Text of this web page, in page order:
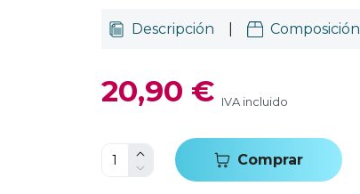
Descripción Composición
20,90 € IVA incluido
Comprar